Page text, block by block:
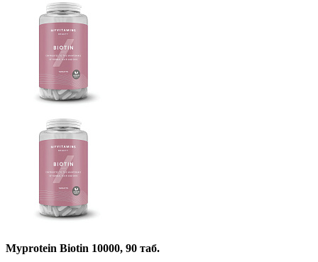
Myprotein Biotin 10000, 90 таб.